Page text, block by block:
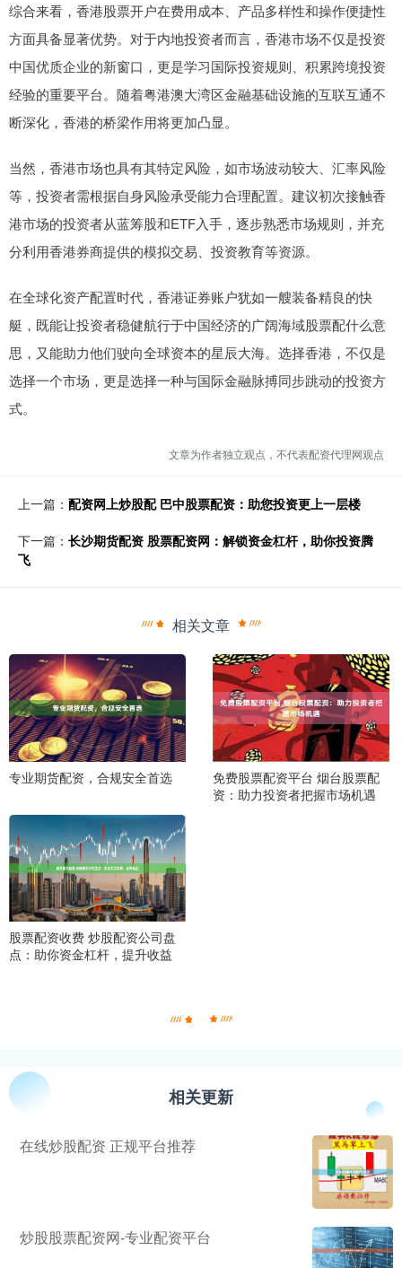
综合来看，香港股票开户在费用成本、产品多样性和操作便捷性
方面具备显著优势。对于内地投资者而言，香港市场不仅是投资
中国优质企业的新窗口，更是学习国际投资规则、积累跨境投资
经验的重要平台。随着粤港澳大湾区金融基础设施的互联互通不
断深化，香港的桥梁作用将更加凸显。
当然，香港市场也具有其特定风险，如市场波动较大、汇率风险
等，投资者需根据自身风险承受能力合理配置。建议初次接触香
港市场的投资者从蓝筹股和ETF入手，逐步熟悉市场规则，并充
分利用香港券商提供的模拟交易、投资教育等资源。
在全球化资产配置时代，香港证券账户犹如一艘装备精良的快
艇，既能让投资者稳健航行于中国经济的广阔海域股票配什么意
思，又能助力他们驶向全球资本的星辰大海。选择香港，不仅是
选择一个市场，更是选择一种与国际金融脉搏同步跳动的投资方
式。
文章为作者独立观点，不代表配资代理网观点
上一篇： 配资网上炒股配 巴中股票配资：助您投资更上一层楼
下一篇： 长沙期货配资 股票配资网：解锁资金杠杆，助你投资腾
飞
相关文章
专业期货配资，合规安全首选
免费股票配资平台 烟台股票配
资：助力投资者把握市场机遇
股票配资收费 炒股配资公司盘
点：助你资金杠杆，提升收益
相关更新
在线炒股配资 正规平台推荐
炒股股票配资网-专业配资平台